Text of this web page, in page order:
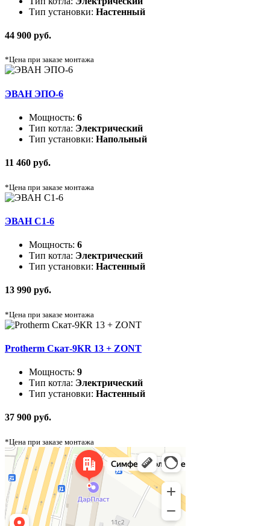
Тип установки: Настенный
44 900 руб.
*Цена при заказе монтажа
ЭВАН ЭПО-6
Мощность: 6
Тип котла: Электрический
Тип установки: Напольный
11 460 руб.
*Цена при заказе монтажа
ЭВАН C1-6
Мощность: 6
Тип котла: Электрический
Тип установки: Настенный
13 990 руб.
*Цена при заказе монтажа
Protherm Скат-9КR 13 + ZONT
Мощность: 9
Тип котла: Электрический
Тип установки: Настенный
37 900 руб.
*Цена при заказе монтажа